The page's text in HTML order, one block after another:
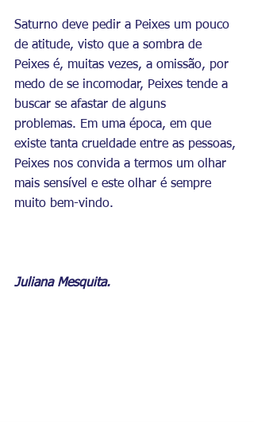
Saturno deve pedir a Peixes um pouco
de atitude, visto que a sombra de
Peixes é, muitas vezes, a omissão, por
medo de se incomodar, Peixes tende a
buscar se afastar de alguns
problemas. Em uma época, em que
existe tanta crueldade entre as pessoas,
Peixes nos convida a termos um olhar
mais sensível e este olhar é sempre
muito bem-vindo.
Juliana Mesquita.